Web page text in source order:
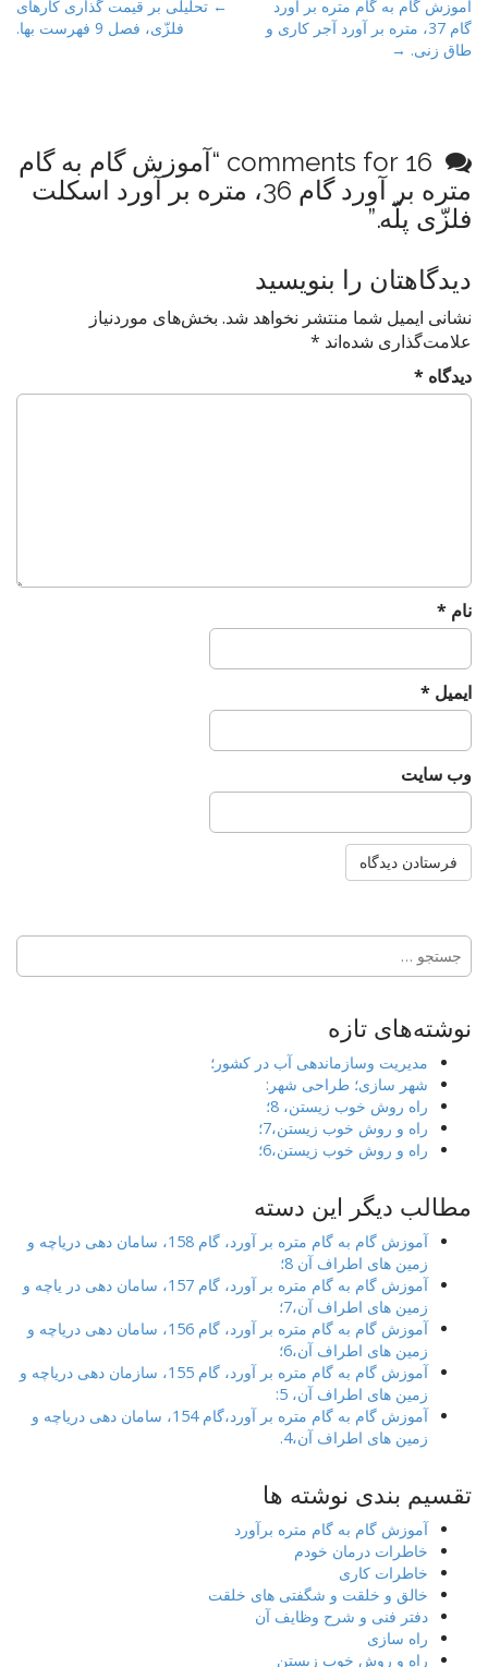
P
o
s
a
v
i
g
t
i
o
n
← تحلیلی بر قیمت گذاری کارهای
فلزّی، فصل 9 فهرست بها.
آموزش گام به گام متره بر آورد
گام 37، متره بر آورد آجر کاری و
طاق زنی. →
آموزش گام به گام
متره بر آورد گام 36، متره بر آورد اسکلت
فلزّی پلّه.”
دیدگاهتان را بنویسید
نشانی ایمیل شما منتشر نخواهد شد. بخش‌های موردنیاز
علامت‌گذاری شده‌اند *
دیدگاه *
نام *
ایمیل *
وب‌ سایت
جستجو
برای:
نوشته‌های تازه
مدیریت وسازماندهی آب در کشور؛
شهر سازی؛ طراحی شهر:
راه روش خوب زیستن، 8؛
راه و روش خوب زیستن،7؛
راه و روش خوب زیستن،6؛
مطالب دیگر این دسته
آموزش گام به گام متره بر آورد، گام 158، سامان دهی دریاچه و
زمین های اطراف آن 8؛
آموزش گام به گام متره بر آورد، گام 157، سامان دهی در یاچه و
زمین های اطراف آن،7؛
آموزش گام به گام متره بر آورد، گام 156، سامان دهی دریاچه و
زمین های اطراف آن،6؛
آموزش گام به گام متره بر آورد، گام 155، سازمان دهی دریاچه و
زمین های اطراف آن، 5:
آموزش گام به گام متره بر آورد،گام 154، سامان دهی دریاچه و
زمین های اطراف آن،4.
تقسیم بندی نوشته ها
آموزش گام به گام متره برآورد
خاطرات درمان خودم
خاطرات کاری
خالق و خلقت و شگفتی های خلقت
دفتر فنی و شرح وظایف آن
راه سازی
راه و روش خوب زیستن